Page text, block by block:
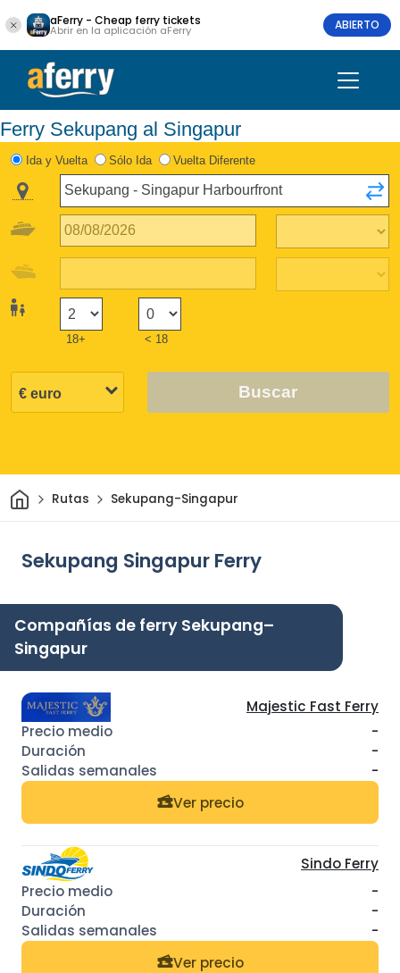
aFerry - Cheap ferry tickets
Abrir en la aplicación aFerry ABIERTO
Ferry Sekupang al Singapur
Ida y Vuelta Sólo Ida Vuelta Diferente
18+ < 18
Buscar
InicioRutas Sekupang-Singapur
Sekupang Singapur Ferry
Compañías de ferry Sekupang–
Singapur
Majestic Fast Ferry
-
-
-
Ver precio
Sindo Ferry
-
-
-
Ver precio